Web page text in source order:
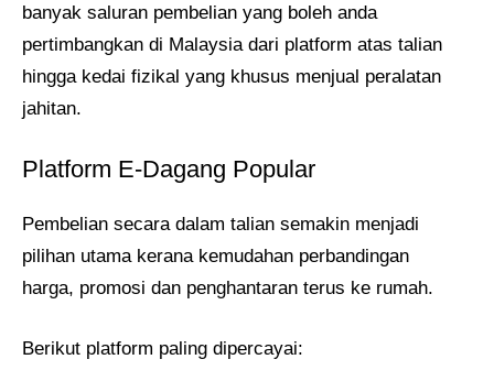
banyak saluran pembelian yang boleh anda
pertimbangkan di Malaysia dari platform atas talian
hingga kedai fizikal yang khusus menjual peralatan
jahitan.
Platform E-Dagang Popular
Pembelian secara dalam talian semakin menjadi
pilihan utama kerana kemudahan perbandingan
harga, promosi dan penghantaran terus ke rumah.
Berikut platform paling dipercayai: